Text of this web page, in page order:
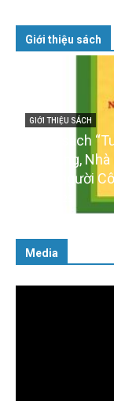
Giới thiệu sách
GIỚI THIỆU SÁCH
Cuốn sách
với Đảng,
cách người
Media